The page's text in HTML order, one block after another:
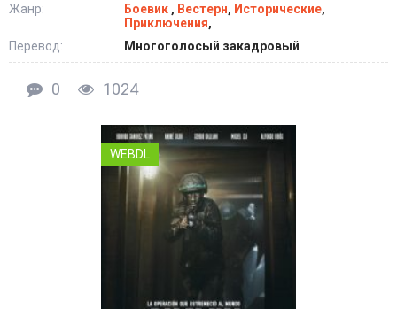
Жанр:
Боевик , Вестерн, Исторические,
Приключения,
Перевод:
Многоголосый закадровый
0 1024
WEBDL